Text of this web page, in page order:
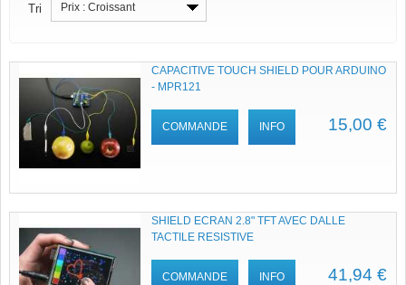
Tri Prix : Croissant
CAPACITIVE TOUCH SHIELD POUR ARDUINO
- MPR121
15,00 €
COMMANDE INFO
SHIELD ECRAN 2.8" TFT AVEC DALLE
TACTILE RESISTIVE
41,94 €
COMMANDE INFO